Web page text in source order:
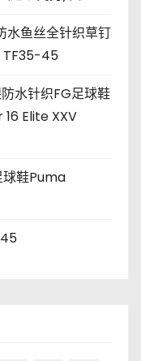
水鱼丝全针织草钉
TF35-45
水针织FG足球鞋
Elite XXV
球鞋Puma